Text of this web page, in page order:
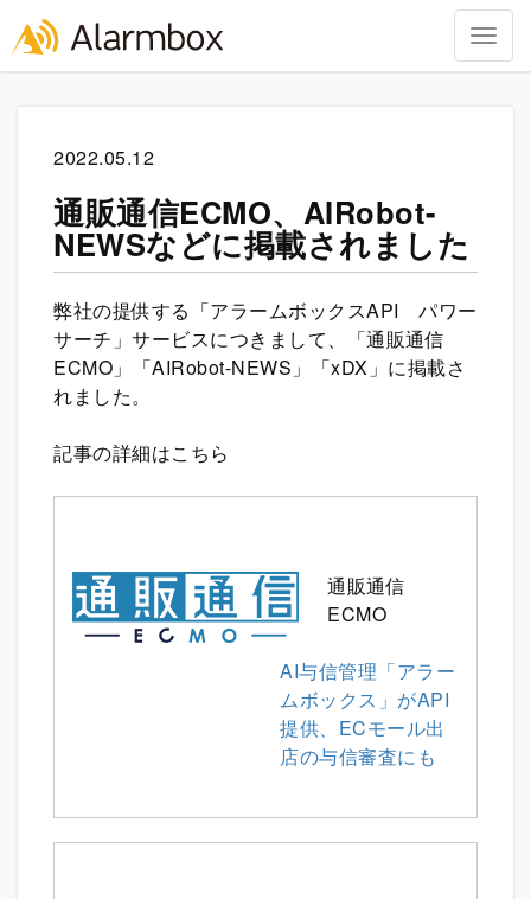
2022.05.12
通販通信ECMO、AIRobot-
NEWSなどに掲載されました
弊社の提供する「アラームボックスAPI パワー
サーチ」サービスにつきまして、「通販通信
ECMO」「AIRobot-NEWS」「xDX」に掲載さ
れました。
記事の詳細はこちら
通販通信
ECMO
AI与信管理「アラー
ムボックス」がAPI
提供、ECモール出
店の与信審査にも